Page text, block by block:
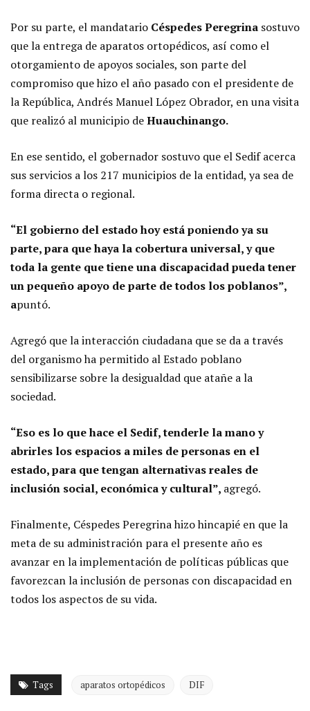
Por su parte, el mandatario Céspedes Peregrina sostuvo
que la entrega de aparatos ortopédicos, así como el
otorgamiento de apoyos sociales, son parte del
compromiso que hizo el año pasado con el presidente de
la República, Andrés Manuel López Obrador, en una visita
que realizó al municipio deHuauchinango.
En ese sentido, el gobernador sostuvo que el Sedif acerca
sus servicios a los 217 municipios de la entidad, ya sea de
forma directa o regional.
“El gobierno del estado hoy está poniendo ya su
parte, para que haya la cobertura universal, y que
toda la gente que tiene una discapacidad pueda tener
un pequeño apoyo de parte de todos los poblanos”,
apuntó.
Agregó que la interacción ciudadana que se da a través
del organismo ha permitido al Estado poblano
sensibilizarse sobre la desigualdad que atañe a la
sociedad.
“Eso es lo que hace el Sedif, tenderle la mano y
abrirles los espacios a miles de personas en el
estado, para que tengan alternativas reales de
inclusión social, económica y cultural”, agregó.
Finalmente, Céspedes Peregrina hizo hincapié en que la
meta de su administración para el presente año es
avanzar en la implementación de políticas públicas que
favorezcan la inclusión de personas con discapacidad en
todos los aspectos de su vida.
Tags aparatos ortopédicos DIF